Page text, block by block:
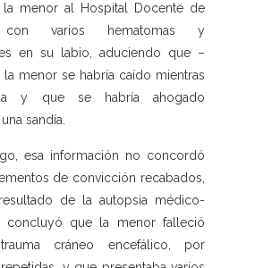
la menor al Hospital Docente de
con varios hematomas y
en su labio, aduciendo que –
la menor se habría caído mientras
y que se habría ahogado
sandía.
esa información no concordó
de convicción recabados,
de la autopsia médico-
concluyó que la menor falleció
cráneo encefálico, por